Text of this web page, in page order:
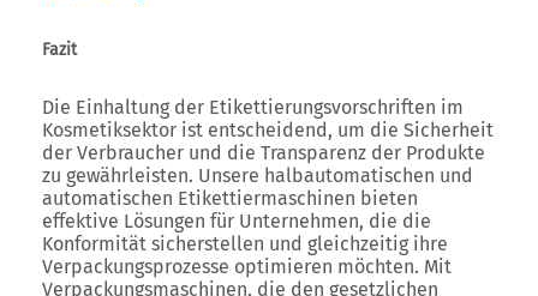
Fazit
Die Einhaltung der Etikettierungsvorschriften im
Kosmetiksektor ist entscheidend, um die Sicherheit
der Verbraucher und die Transparenz der Produkte
zu gewährleisten. Unsere halbautomatischen und
automatischen Etikettiermaschinen bieten
effektive Lösungen für Unternehmen, die die
Konformität sicherstellen und gleichzeitig ihre
Verpackungsprozesse optimieren möchten. Mit
Verpackungsmaschinen, die den gesetzlichen